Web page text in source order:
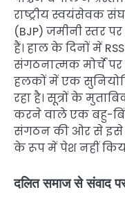
राष्ट्रीय स्वयंसेवक
(BJP) जमीनी स्तर
हैं। हाल के दिनों में
संगठनात्मक मोर्चे पर
हलकों में एक
रहा है। सूत्रों के
करने वाले एक बहु-
संगठन की ओर से इसे
के रूप में पेश नहीं
दलित समाज से संवाद